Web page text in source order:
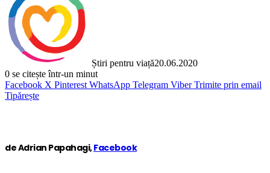
Știri pentru viață20.06.2020
0 se citește într-un minut
Facebook X Pinterest WhatsApp Telegram Viber Trimite prin email
Tipărește
de Adrian Papahagi,Facebook